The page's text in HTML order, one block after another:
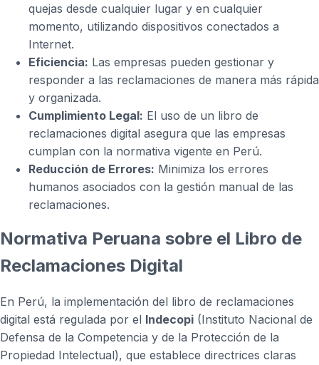
quejas desde cualquier lugar y en cualquier
momento, utilizando dispositivos conectados a
Internet.
Eficiencia: Las empresas pueden gestionar y
responder a las reclamaciones de manera más rápida
y organizada.
Cumplimiento Legal: El uso de un libro de
reclamaciones digital asegura que las empresas
cumplan con la normativa vigente en Perú.
Reducción de Errores: Minimiza los errores
humanos asociados con la gestión manual de las
reclamaciones.
Normativa Peruana sobre el Libro de
Reclamaciones Digital
En Perú, la implementación del libro de reclamaciones
digital está regulada por el Indecopi (Instituto Nacional de
Defensa de la Competencia y de la Protección de la
Propiedad Intelectual), que establece directrices claras